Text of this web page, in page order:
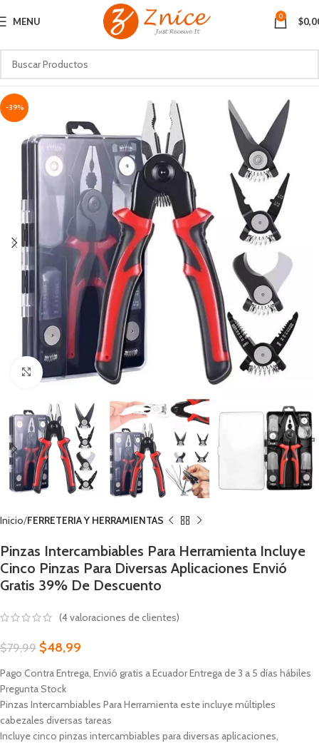
MENU 0 $
-39%
Click to enlarge
Inicio FERRETERIA Y HERRAMIENTAS
Pinzas Intercambiables Para Herramienta Incluye
Cinco Pinzas Para Diversas Aplicaciones Envió
Gratis 39% De Descuento
(4valoraciones de clientes)
$79,99 $48,99
Pago Contra Entrega, Envió gratis a Ecuador Entrega de 3 a 5 días hábiles
Pregunta Stock
Pinzas Intercambiables Para Herramienta este incluye múltiples
cabezales diversas tareas
Incluye cinco pinzas intercambiables para diversas aplicaciones,